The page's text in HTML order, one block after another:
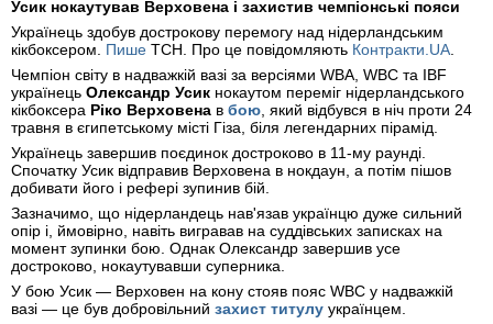
Усик нокаутував Верховена і захистив чемпіонські пояси
Українець здобув дострокову перемогу над нідерландським
кікбоксером. Пише ТСН. Про це повідомляють Контракти.UA.
Чемпіон світу в надважкій вазі за версіями WBA, WBC та IBF
українець Олександр Усик нокаутом переміг нідерландського
кікбоксера Ріко Верховена в бою, який відбувся в ніч проти 24
травня в єгипетському місті Гіза, біля легендарних пірамід.
Українець завершив поєдинок достроково в 11-му раунді.
Спочатку Усик відправив Верховена в нокдаун, а потім пішов
добивати його і рефері зупинив бій.
Зазначимо, що нідерландець нав'язав українцю дуже сильний
опір і, ймовірно, навіть вигравав на суддівських записках на
момент зупинки бою. Однак Олександр завершив усе
достроково, нокаутувавши суперника.
У бою Усик — Верховен на кону стояв пояс WBC у надважкій
вазі — це був добровільний захист титулу українцем.